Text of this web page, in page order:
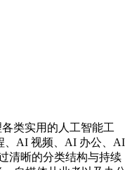
类实用的人工智能工
、AI 视频、AI 办公、AI
清晰的分类结构与持续